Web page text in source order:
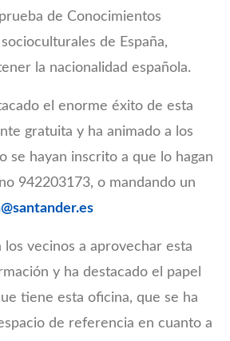
de Conocimientos
de España,
la nacionalidad española.
el enorme éxito de esta
gratuita y ha animado a los
se hayan inscrito a que lo hagan
942203173, o mandando un
los vecinos a aprovechar esta
y ha destacado el papel
tiene esta oficina, que se ha
de referencia en cuanto a